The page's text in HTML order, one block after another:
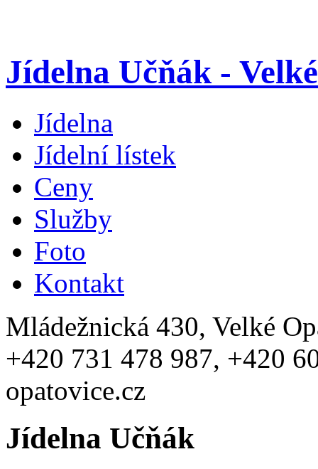
Jídelna Učňák -
Jídelna
Jídelní lístek
Ceny
Služby
Foto
Kontakt
Mládežnická 430, Velké
+420 731 478 987, +420
opatovice.cz
Jídelna Učňák